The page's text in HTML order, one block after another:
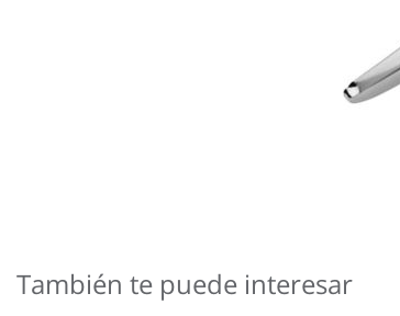
al
comienzo
También te puede interesar